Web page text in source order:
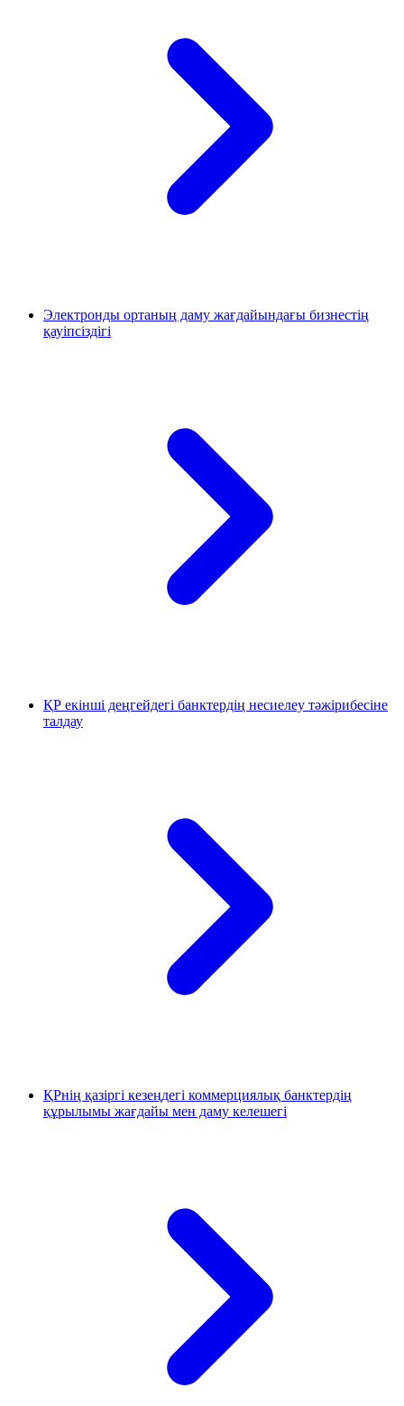
Электронды ортаның даму жағдайындағы бизнестің
қауіпсіздігі
ҚР екінші деңгейдегі банктердің несиелеу тәжірибесіне
талдау
ҚРнің қазіргі кезеңдегі коммерциялық банктердің
құрылымы жағдайы мен даму келешегі